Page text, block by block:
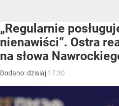
„Regularnie
nienawiści”. Ostra
na słowa
Dodano:dzisiaj 17:30